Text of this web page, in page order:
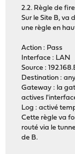
2.2. Règle de
Sur le Site B, va
une règle en
Action : Pass
Interface : LAN
Source :
Destination :
Gateway : la
actives
Log : activé
Cette règle va
routé via le
de B.